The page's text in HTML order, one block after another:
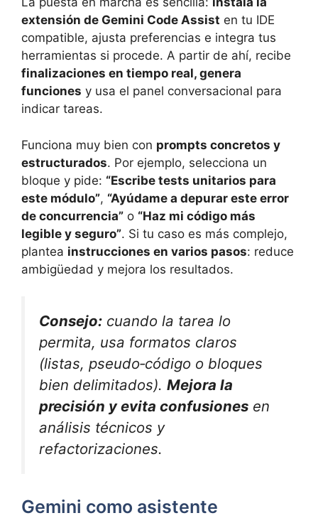
extensión de Gemini Code Assist en tu IDE
compatible, ajusta preferencias e integra tus
herramientas si procede. A partir de ahí, recibe
finalizaciones en tiempo real, genera
funciones y usa el panel conversacional para
indicar tareas.
Funciona muy bien con prompts concretos y
estructurados. Por ejemplo, selecciona un
bloque y pide: “Escribe tests unitarios para
este módulo”, “Ayúdame a depurar este error
de concurrencia” o “Haz mi código más
legible y seguro”. Si tu caso es más complejo,
plantea instrucciones en varios pasos: reduce
ambigüedad y mejora los resultados.
Consejo: cuando la tarea lo
permita, usa formatos claros
(listas, pseudo‑código o bloques
bien delimitados). Mejora la
precisión y evita confusiones en
análisis técnicos y
refactorizaciones.
Gemini como asistente